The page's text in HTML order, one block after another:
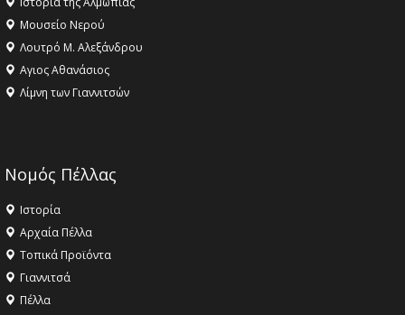
Μουσείο Νερού
Λουτρό Μ. Αλεξάνδρου
Αγιος Αθανάσιος
Λίμνη των Γιαννιτσών
Νομός Πέλλας
Ιστορία
Αρχαία Πέλλα
Τοπικά Προϊόντα
Γιαννιτσά
Πέλλα